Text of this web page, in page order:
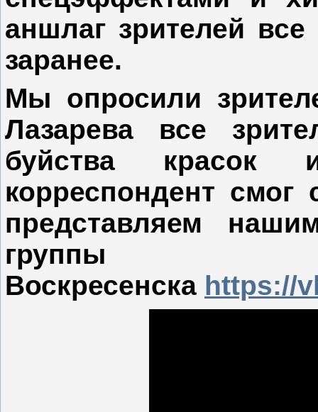
аншлаг зрителей
заранее.
Мы опросили
Лазарева все
буйства красок
корреспондент
представляем
Воскресенска https://